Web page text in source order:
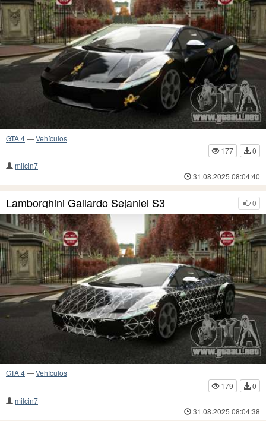
GTA 4—Vehículos
177
0
milcin7
31.08.2025 08:04:40
0
Lamborghini Gallardo Sejaniel S3
GTA 4—Vehículos
179
0
milcin7
31.08.2025 08:04:38